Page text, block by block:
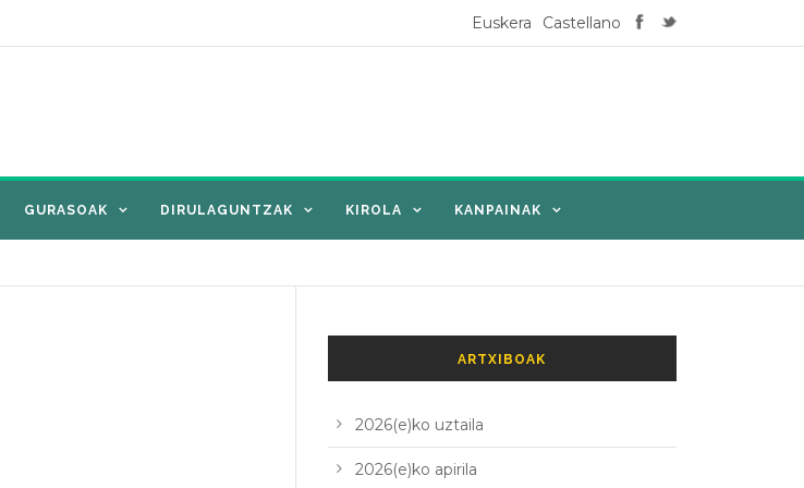
Euskera Castellano
GURASOAK DIRULAGUNTZAK KIROLA KANPAINAK
ARTXIBOAK
2026(e)ko uztaila
2026(e)ko apirila